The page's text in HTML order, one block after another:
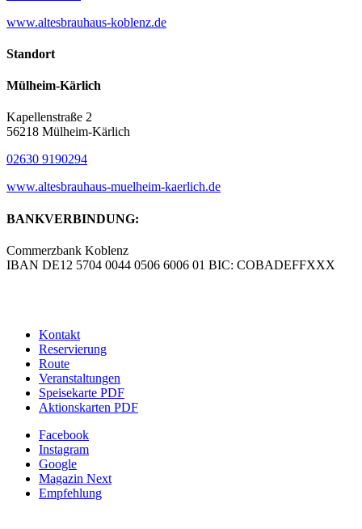
www.altesbrauhaus-koblenz.de
Standort
Mülheim-Kärlich
Kapellenstraße 2
56218 Mülheim-Kärlich
02630 9190294
www.altesbrauhaus-muelheim-kaerlich.de
BANKVERBINDUNG:
Commerzbank Koblenz
IBAN DE12 5704 0044 0506 6006 01 BIC: COBADEFFXXX
Kontakt
Reservierung
Route
Veranstaltungen
Speisekarte PDF
Aktionskarten PDF
Facebook
Instagram
Google
Magazin Next
Empfehlung